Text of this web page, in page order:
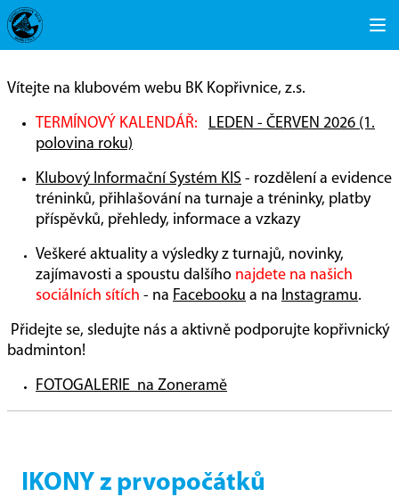
Vítejte na klubovém webu BK Kopřivnice, z.s.
TERMÍNOVÝ KALENDÁŘ: LEDEN - ČERVEN 2026 (1.
polovina roku)
Klubový Informační Systém KIS - rozdělení a evidence
tréninků, přihlašování na turnaje a tréninky, platby
příspěvků, přehledy, informace a vzkazy
Veškeré aktuality a výsledky z turnajů, novinky,
zajímavosti a spoustu dalšího najdete na našich
sociálních sítích - na Facebooku a na Instagramu.
Přidejte se, sledujte nás a aktivně podporujte kopřivnický
badminton!
FOTOGALERIE na Zoneramě
IKONY z prvopočátků